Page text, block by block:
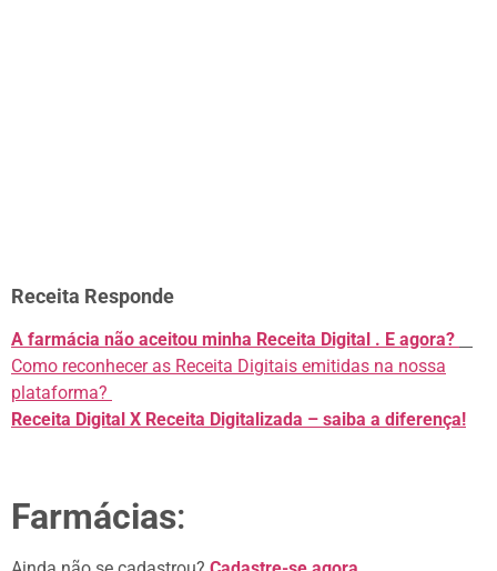
Receita Responde
A farmácia não aceitou minha Receita Digital . E agora?
Como reconhecer as Receita Digitais emitidas na nossa
plataforma?
Receita Digital X Receita Digitalizada – saiba a diferença!
Farmácias: